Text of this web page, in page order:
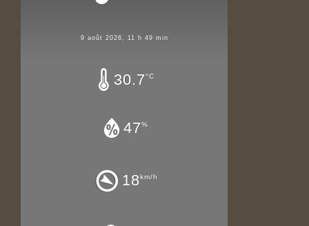
9 août 2026, 11 h 49 min
30.7°C
47%
18km/h